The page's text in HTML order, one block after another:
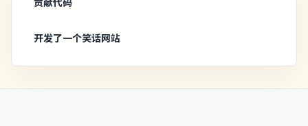
贡献代码
开发了一个笑话网站